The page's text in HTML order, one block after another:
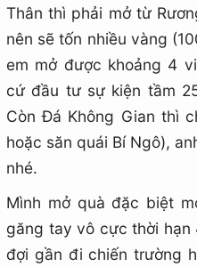
Thân thì phải mở từ
nên sẽ tốn nhiều vàng
em mở được khoảng 4
cứ đầu tư sự kiện tầm
Còn Đá Không Gian thì
hoặc săn quái Bí Ngô),
nhé.
Mình mở quà đặc biệt
găng tay vô cực thời hạn
đợi gần đi chiến trường